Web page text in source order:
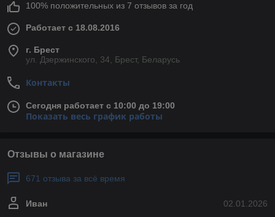
100% положительных из 7 отзывов за год
Работает с 18.08.2016
г. Брест
ул. Дзержинского, 34, Брест, Беларусь
Контакты
Сегодня работает с 10:00 до 19:00
Показать весь график работы
Отзывы о магазине
671 отзыва за всё время
02.01.2026
Иван